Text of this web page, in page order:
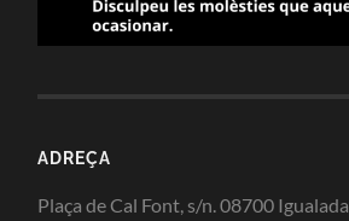
ADREÇA
Plaça de Cal Font, s/n. 08700 Igualada